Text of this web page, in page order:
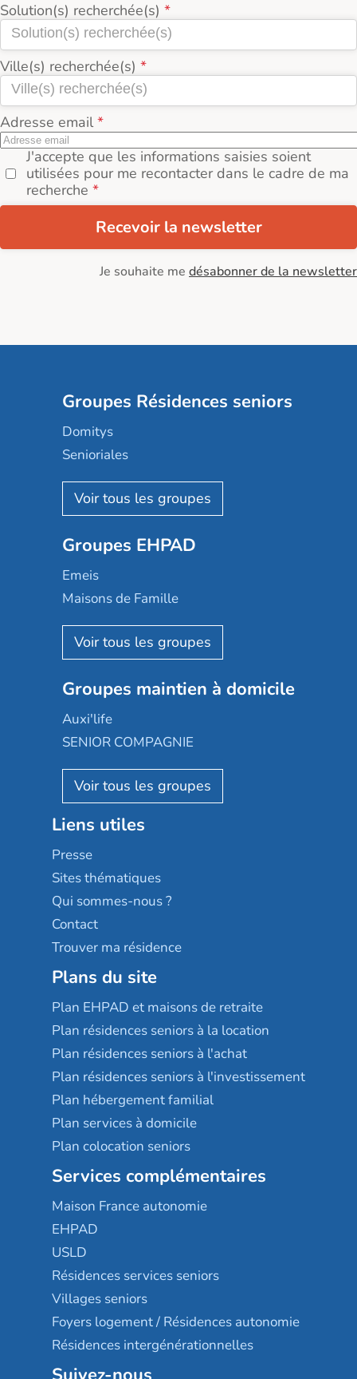
Solution(s) recherchée(s)
Ville(s) recherchée(s)
Adresse email
J'accepte que les informations saisies soient
utilisées pour me recontacter dans le cadre de ma
recherche
Recevoir la newsletter
Je souhaite me désabonner de la newsletter
Groupes Résidences seniors
Domitys
Senioriales
Nohée
Les Résidentiels
Mobicap
Domusvi
Happy Senior
Aquarelia
Nexity edenea
Les jardins d'Arcadie
Occitalia
Appartseniors
Reseda
Stella management
Les villages d'or
Sérénys
Résidences services Villa Médicis
Groupes EHPAD
Emeis
Maisons de Famille
Korian
Emera
Groupe SOS
Le Noble Âge
Almage
Résidalya
Groupe aplus
Groupes maintien à domicile
Auxi'life
SENIOR COMPAGNIE
AGE D'OR Services
Liens utiles
Presse
Sites thématiques
Qui sommes-nous ?
Contact
Trouver ma résidence
Plans du site
Plan EHPAD et maisons de retraite
Plan résidences seniors à la location
Plan résidences seniors à l'achat
Plan résidences seniors à l'investissement
Plan hébergement familial
Plan services à domicile
Plan colocation seniors
Services complémentaires
Maison France autonomie
EHPAD
USLD
Résidences services seniors
Villages seniors
Foyers logement / Résidences autonomie
Résidences intergénérationnelles